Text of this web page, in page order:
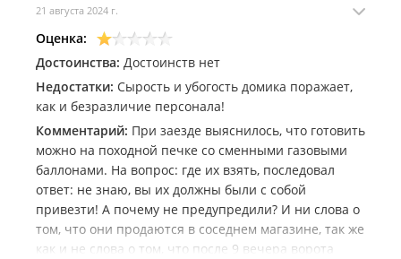
неисправности на водонасосной станции на
непродолжительное время. Приносим свои
извинения!
21 августа 2024 г.
Оценка:
Достоинства: Достоинств нет
Недостатки: Сырость и убогость домика поражает,
как и безразличие персонала!
Комментарий: При заезде выяснилось, что готовить
можно на походной печке со сменными газовыми
баллонами. На вопрос: где их взять, последовал
ответ: не знаю, вы их должны были с собой
привезти! А почему не предупредили? И ни слова о
том, что они продаются в соседнем магазине, так же
как и не слова о том, что после 9 вечера ворота